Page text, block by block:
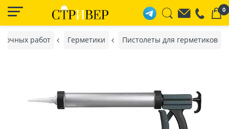
0
работ Герметики Пистолеты для герметиков